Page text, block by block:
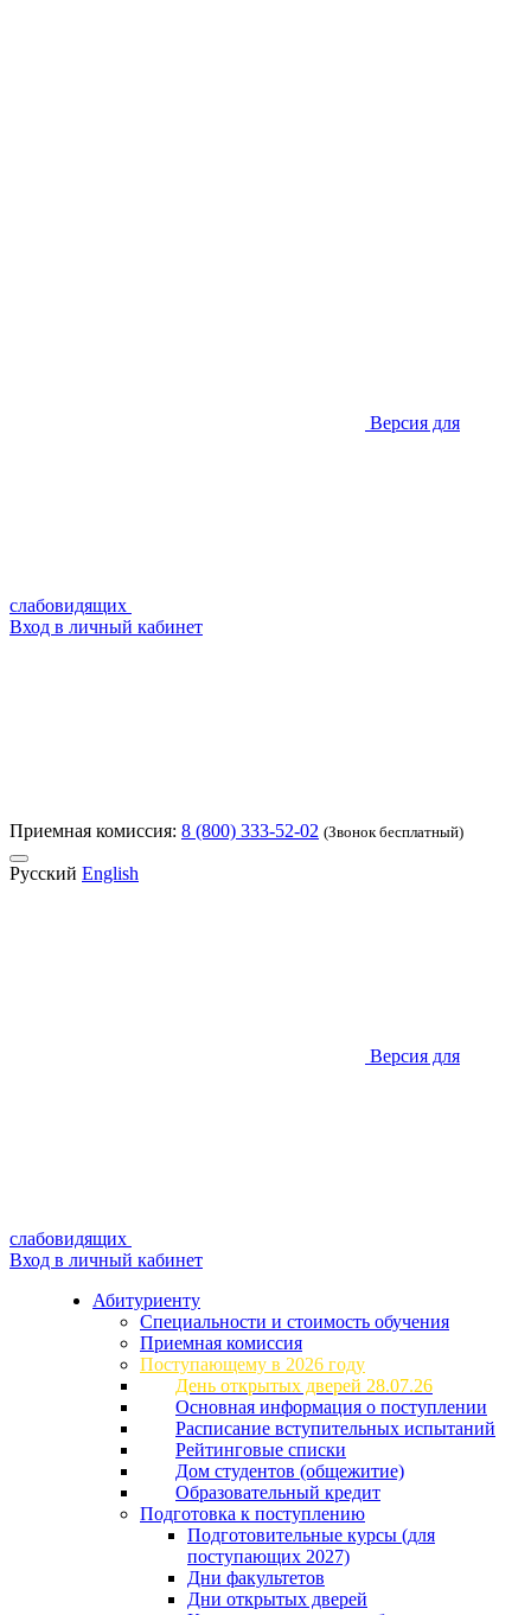
Версия для
слабовидящих
Вход в личный кабинет
Приемная комиссия: 8 (800) 333-52-02 (Звонок бесплатный)
Русский English
Версия для
слабовидящих
Вход в личный кабинет
Абитуриенту
Специальности и стоимость обучения
Приемная комиссия
Поступающему в 2026 году
День открытых дверей 28.07.26
Основная информация о поступлении
Расписание вступительных испытаний
Рейтинговые списки
Дом студентов (общежитие)
Образовательный кредит
Подготовка к поступлению
Подготовительные курсы (для
поступающих 2027)
Дни факультетов
Дни открытых дверей